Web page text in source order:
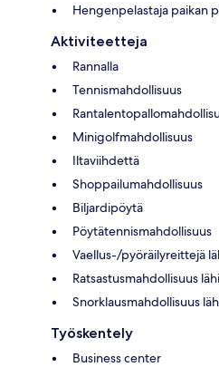
Hengenpelastaja paikan
Aktiviteetteja
Rannalla
Tennismahdollisuus
Minigolfmahdollisuus
Iltaviihdettä
Shoppailumahdollisuus
Biljardipöytä
Pöytätennismahdollisuus
Vaellus-/pyöräilyreittejä
Ratsastusmahdollisuus
Snorklausmahdollisuus
Työskentely
Business center